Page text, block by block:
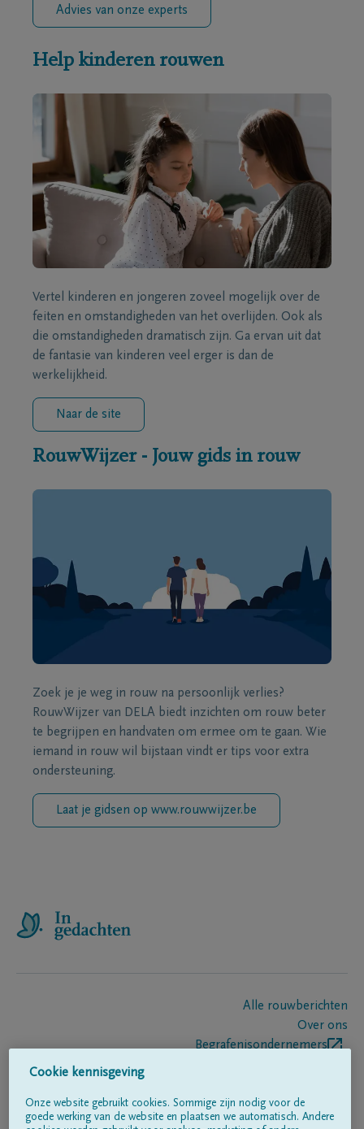
Advies van onze experts
Help kinderen rouwen
Vertel kinderen en jongeren zoveel mogelijk over de
feiten en omstandigheden van het overlijden. Ook als
die omstandigheden dramatisch zijn. Ga ervan uit dat
de fantasie van kinderen veel erger is dan de
werkelijkheid.
Naar de site
RouwWijzer - Jouw gids in rouw
Zoek je je weg in rouw na persoonlijk verlies?
RouwWijzer van DELA biedt inzichten om rouw beter
te begrijpen en handvaten om ermee om te gaan. Wie
iemand in rouw wil bijstaan vindt er tips voor extra
ondersteuning.
Laat je gidsen op www.rouwwijzer.be
Alle rouwberichten
Over ons
Begrafenisondernemers
Volg ons op
Cookie kennisgeving
Onze website gebruikt cookies. Sommige zijn nodig voor de
goede werking van de website en plaatsen we automatisch. Andere